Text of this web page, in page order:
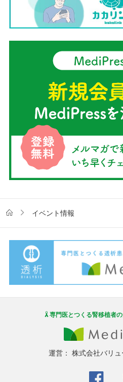
イベント情報
専門医とつくる腎移植者
運営： 株式会社バリ